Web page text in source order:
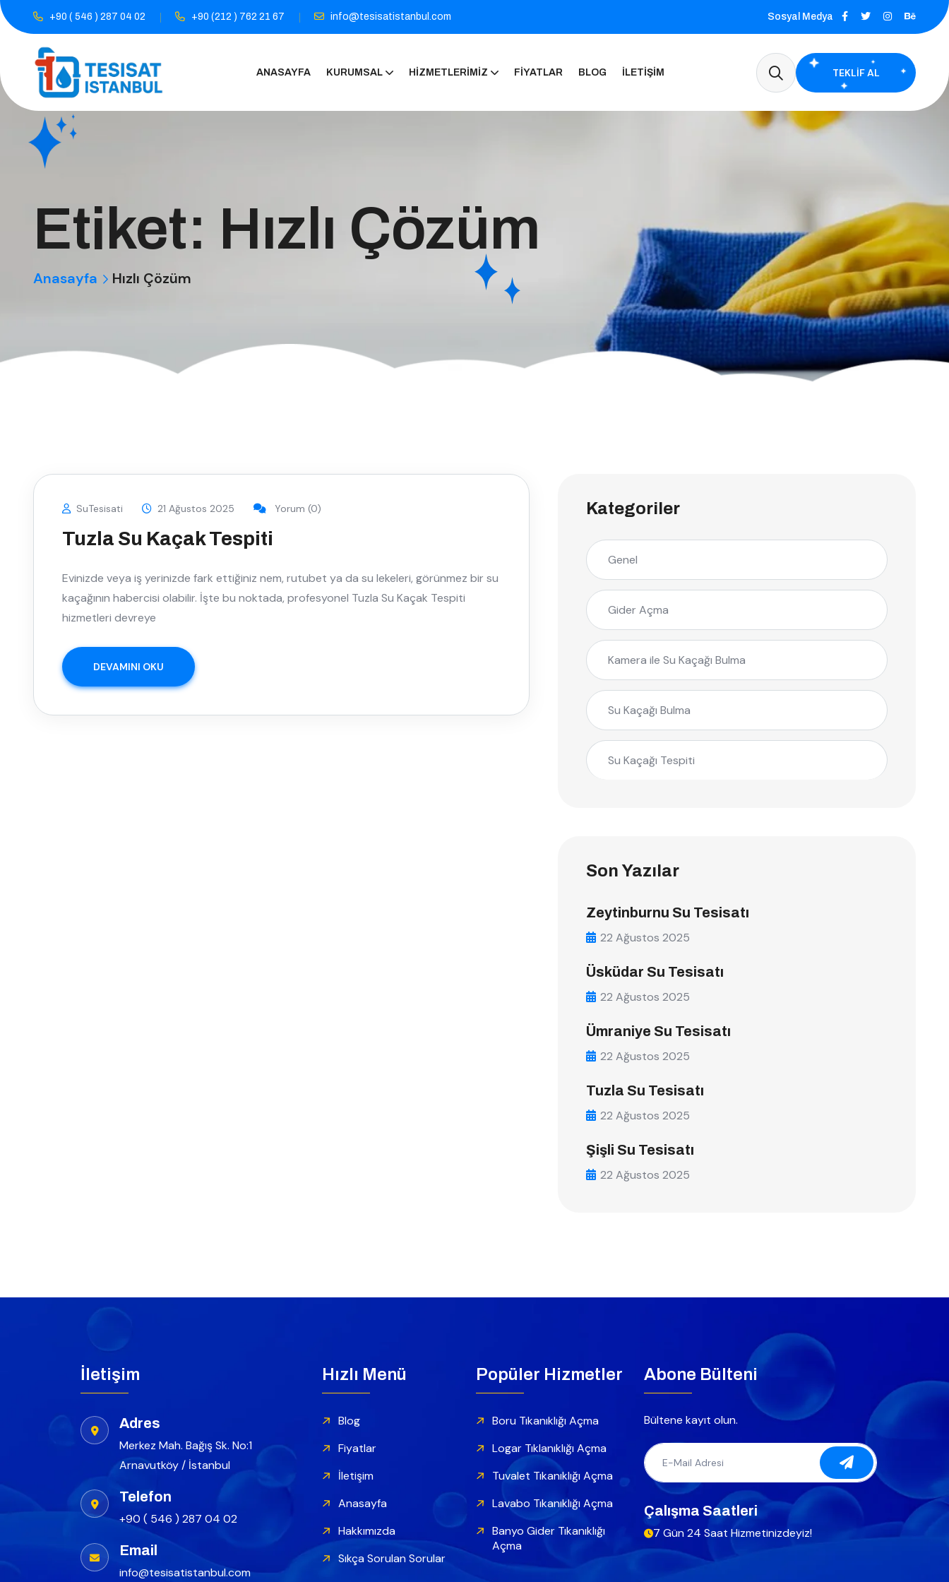
+90 ( 546 ) 287 04 02 +90 (212 ) 762 21 67 info@tesisatistanbul.com Sosyal Medya
ANASAYFA KURUMSAL HIZMETLERIMIZ FIYATLAR BLOG İLETIŞIM TEKLIF AL
Etiket: Hızlı Çözüm
Anasayfa Hızlı Çözüm
SuTesisati 21 Ağustos 2025 Yorum (0)
Tuzla Su Kaçak Tespiti
Evinizde veya iş yerinizde fark ettiğiniz nem, rutubet ya da su lekeleri, görünmez bir su
kaçağının habercisi olabilir. İşte bu noktada, profesyonel Tuzla Su Kaçak Tespiti
hizmetleri devreye
DEVAMINI OKU
Kategoriler
Genel
Gider Açma
Kamera ile Su Kaçağı Bulma
Su Kaçağı Bulma
Su Kaçağı Tespiti
Son Yazılar
Zeytinburnu Su Tesisatı
22 Ağustos 2025
Üsküdar Su Tesisatı
22 Ağustos 2025
Ümraniye Su Tesisatı
22 Ağustos 2025
Tuzla Su Tesisatı
22 Ağustos 2025
Şişli Su Tesisatı
22 Ağustos 2025
İletişim
Adres
Merkez Mah. Bağış Sk. No:1
Arnavutköy / İstanbul
Telefon
+90 ( 546 ) 287 04 02
Email
info@tesisatistanbul.com
Hızlı Menü
Blog
Fiyatlar
İletişim
Anasayfa
Hakkımızda
Sıkça Sorulan Sorular
Popüler Hizmetler
Boru Tıkanıklığı Açma
Logar Tıklanıklığı Açma
Tuvalet Tıkanıklığı Açma
Lavabo Tıkanıklığı Açma
Banyo Gider Tıkanıklığı
Açma
Abone Bülteni
Bültene kayıt olun.
Çalışma Saatleri
7 Gün 24 Saat Hizmetinizdeyiz!